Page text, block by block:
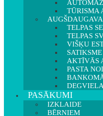
TŪRISMA
TELPAS
TELPAS
VIŠĶU
SATIKSME
AKTĪVĀS
PASTA
PASĀKUMI
IZKLAIDE
BĒRNIEM